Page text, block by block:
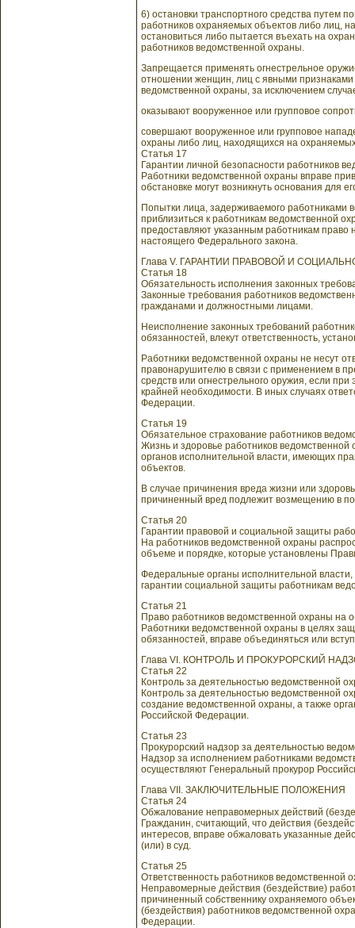
6) остановки транспортного средства путем
работников охраняемых объектов либо лиц,
остановиться либо пытается въехать на
работников ведомственной охраны.
Запрещается применять огнестрельное
отношении женщин, лиц с явными признаками
ведомственной охраны, за исключением
оказывают вооруженное или групповое
совершают вооруженное или групповое
охраны либо лиц, находящихся на
Статья 17
Гарантии личной безопасности работников
Работники ведомственной охраны вправе
обстановке могут возникнуть основания для
Попытки лица, задерживаемого работниками
приблизиться к работникам ведомственной
предоставляют указанным работникам право
настоящего Федерального закона.
Глава V. ГАРАНТИИ ПРАВОВОЙ И
Статья 18
Обязательность исполнения законных
Законные требования работников
гражданами и должностными лицами.
Неисполнение законных требований
обязанностей, влекут ответственность,
Работники ведомственной охраны не несут
правонарушителю в связи с применением в
средств или огнестрельного оружия, если
крайней необходимости. В иных случаях
Федерации.
Статья 19
Обязательное страхование работников
Жизнь и здоровье работников
органов исполнительной власти, имеющих
объектов.
В случае причинения вреда жизни или
причиненный вред подлежит возмещению в
Статья 20
Гарантии правовой и социальной защиты
На работников ведомственной охраны
объеме и порядке, которые установлены
Федеральные органы исполнительной
гарантии социальной защиты работникам
Статья 21
Право работников ведомственной охраны
Работники ведомственной охраны в целях
обязанностей, вправе объединяться или
Глава VI. КОНТРОЛЬ И ПРОКУРОРСКИЙ
Статья 22
Контроль за деятельностью ведомственной
Контроль за деятельностью ведомственной
создание ведомственной охраны, а также
Российской Федерации.
Статья 23
Прокурорский надзор за деятельностью
Надзор за исполнением работниками
осуществляют Генеральный прокурор
Глава VII. ЗАКЛЮЧИТЕЛЬНЫЕ ПОЛОЖЕНИЯ
Статья 24
Обжалование неправомерных действий
Гражданин, считающий, что действия
интересов, вправе обжаловать указанные
(или) в суд.
Статья 25
Ответственность работников ведомственной
Неправомерные действия (бездействие)
причиненный собственнику охраняемого
(бездействия) работников ведомственной
Федерации.